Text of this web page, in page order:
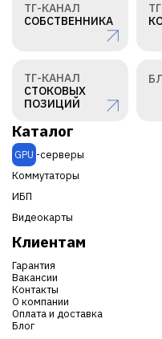
ТГ-КАНАЛ
СОБСТВЕННИКА
ТГ-КАНАЛ
СТОКОВЫХ
ПОЗИЦИЙ
Каталог
GPU -серверы
Коммутаторы
ИБП
Видеокарты
Клиентам
Гарантия
Вакансии
Контакты
О компании
Оплата и доставка
Блог